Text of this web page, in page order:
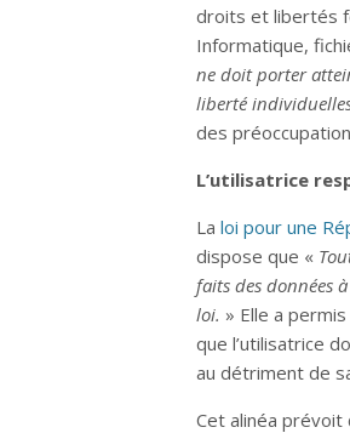
droits et libertés
Informatique,
ne doit porter
liberté
des
L’utilisatrice
La loi pour une
dispose que «
faits des données
loi. » Elle a
que l’utilisatrice
au détriment de
Cet alinéa prévoit